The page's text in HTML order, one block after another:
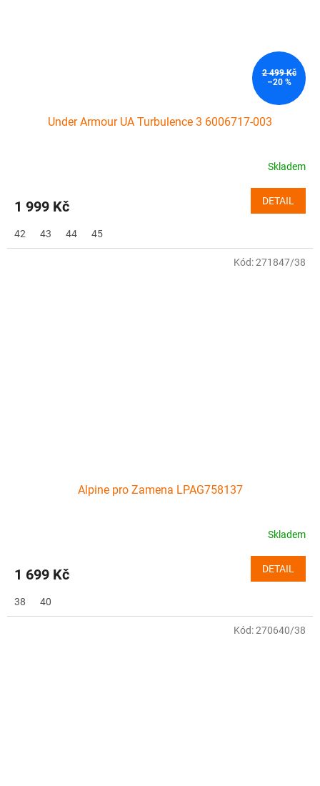
2 499 Kč
–20 %
Under Armour UA Turbulence 3 6006717-003
Skladem
1 999 Kč DETAIL
42 43 44 45
Alpine pro Zamena LPAG758137
Skladem
1 699 Kč DETAIL
38 40
Kód:271847/38
Kód:270640/38